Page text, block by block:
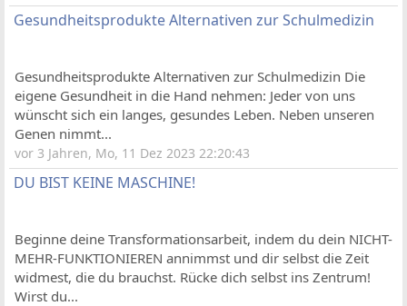
Gesundheitsprodukte Alternativen zur Schulmedizin
Gesundheitsprodukte Alternativen zur Schulmedizin Die
eigene Gesundheit in die Hand nehmen: Jeder von uns
wünscht sich ein langes, gesundes Leben. Neben unseren
Genen nimmt...
vor 3 Jahren, Mo, 11 Dez 2023 22:20:43
DU BIST KEINE MASCHINE!
Beginne deine Transformationsarbeit, indem du dein NICHT-
MEHR-FUNKTIONIEREN annimmst und dir selbst die Zeit
widmest, die du brauchst. Rücke dich selbst ins Zentrum!
Wirst du...